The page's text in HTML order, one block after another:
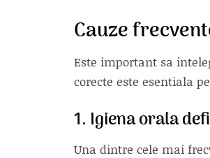
Cauze
Este important sa
corecte este esentiala
1. Igiena orala
Una dintre cele mai